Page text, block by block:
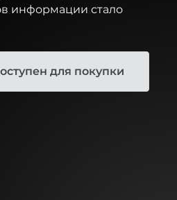
информации стало
для покупки